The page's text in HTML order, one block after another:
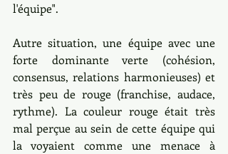
l'équipe".
Autre situation, une équipe avec une
forte dominante verte (cohésion,
consensus, relations harmonieuses) et
très peu de rouge (franchise, audace,
rythme). La couleur rouge était très
mal perçue au sein de cette équipe qui
la voyaient comme une menace à